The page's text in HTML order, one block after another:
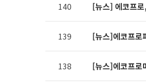
140 [뉴스] 에코프
139 [뉴스]에코프로
138 [뉴스]에코프로